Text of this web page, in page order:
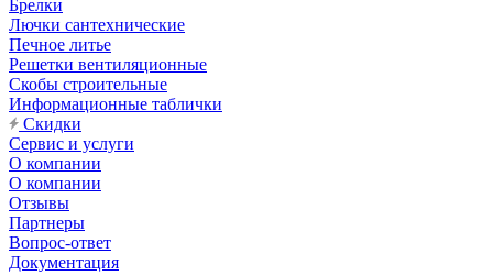
Брелки
Лючки сантехнические
Печное литье
Решетки вентиляционные
Скобы строительные
Информационные таблички
Скидки
Сервис и услуги
О компании
О компании
Отзывы
Партнеры
Вопрос-ответ
Документация